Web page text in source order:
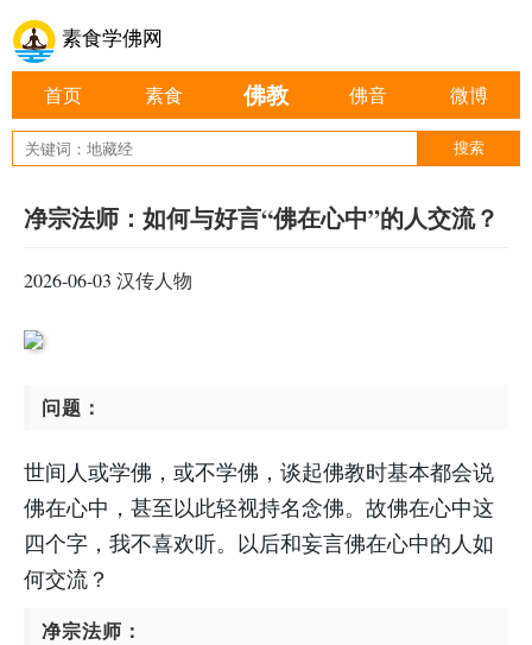
素食学佛网
首页 素食 佛教 佛音 微博
净宗法师：如何与好言“佛在心中”的人交流？
2026-06-03 汉传人物
问题：
世间人或学佛，或不学佛，谈起佛教时基本都会说
佛在心中，甚至以此轻视持名念佛。故佛在心中这
四个字，我不喜欢听。以后和妄言佛在心中的人如
何交流？
净宗法师：